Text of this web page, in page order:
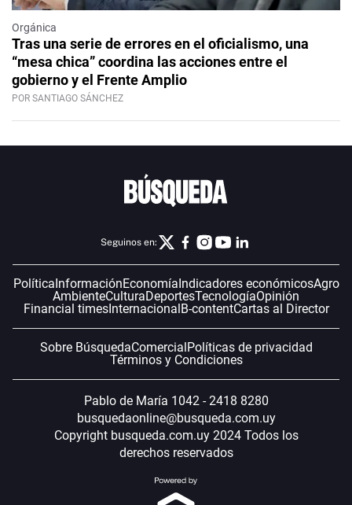
Orgánica
Tras una serie de errores en el oficialismo, una
“mesa chica” coordina las acciones entre el
gobierno y el Frente Amplio
POR SANTIAGO SÁNCHEZ
Seguinos en:
PolíticaInformaciónEconomíaIndicadores económicosAgro
AmbienteCulturaDeportesTecnologíaOpinión
Financial timesInternacionalB-contentCartas al Director
Sobre BúsquedaComercialPolíticas de privacidad
Términos y Condiciones
Pablo de María 1042 - 2418 8280
busquedaonline@busqueda.com.uy
Copyright busqueda.com.uy 2024 Todos los
derechos reservados